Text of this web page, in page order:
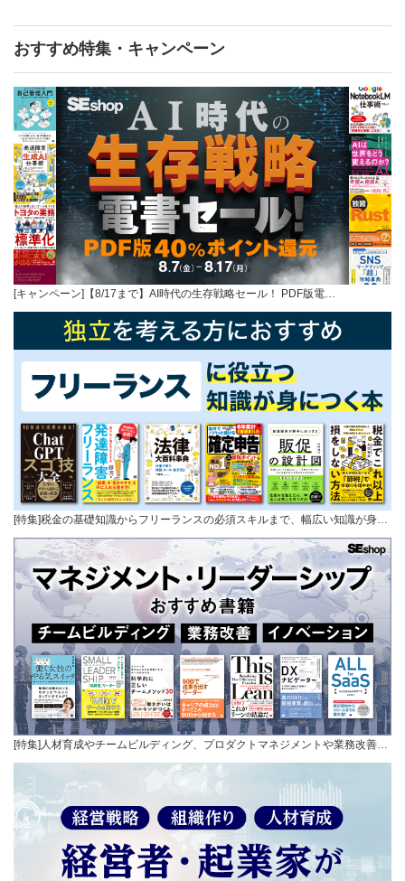
おすすめ特集・キャンペーン
[キャンペーン]【8/17まで】AI時代の生存戦略セール！ PDF版電…
[特集]税金の基礎知識からフリーランスの必須スキルまで、幅広い知識が身…
[特集]人材育成やチームビルディング、プロダクトマネジメントや業務改善…